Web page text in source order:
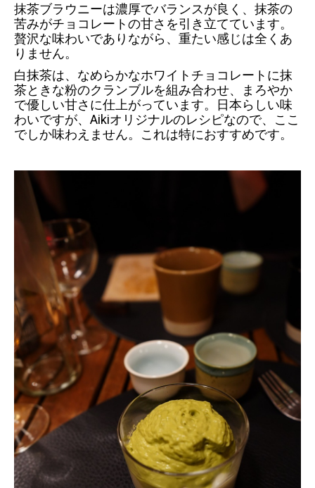
抹茶ブラウニーは濃厚でバランスが良く、抹茶の
苦みがチョコレートの甘さを引き立てています。
贅沢な味わいでありながら、重たい感じは全くあ
りません。
白抹茶は、なめらかなホワイトチョコレートに抹
茶ときな粉のクランブルを組み合わせ、まろやか
で優しい甘さに仕上がっています。日本らしい味
わいですが、Aikiオリジナルのレシピなので、ここ
でしか味わえません。これは特におすすめです。